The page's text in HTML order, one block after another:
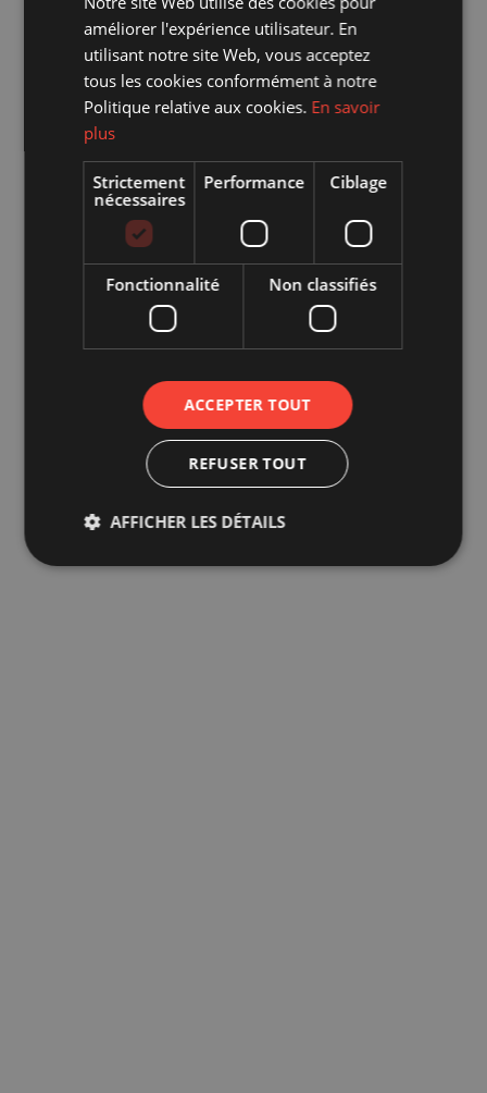
DUTCH
améliorer l'expérience utilisateur. En
utilisant notre site Web, vous acceptez
tous les cookies conformément à notre
Politique relative aux cookies. En savoir
plus
Strictement
nécessaires
Performance Ciblage
Fonctionnalité Non classifiés
ACCEPTER TOUT
REFUSER TOUT
AFFICHER LES DÉTAILS